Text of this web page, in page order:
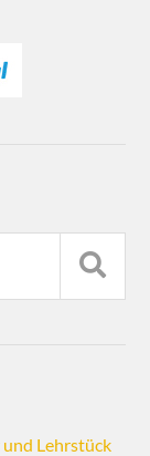
Lehrstück